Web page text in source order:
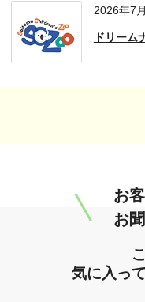
2026年7
ドリーム
お
お
気に入っ